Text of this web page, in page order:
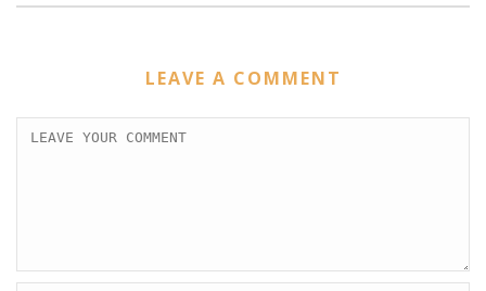
LEAVE A COMMENT